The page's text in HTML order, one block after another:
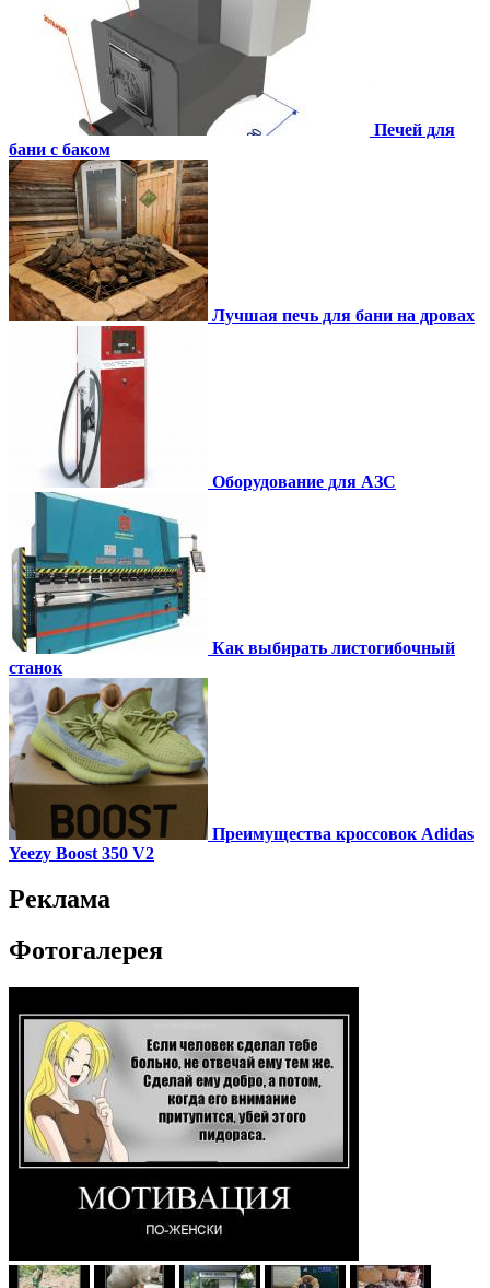
Печей для
бани с баком
Лучшая печь для бани на дровах
Оборудование для АЗС
Как выбирать листогибочный
станок
Преимущества кроссовок Adidas
Yeezy Boost 350 V2
Реклама
Фотогалерея